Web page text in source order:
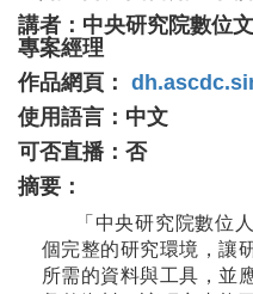
講者：中央研究院數位
專案經理
作品網頁：
使用語言：中文
可否直播：否
摘要：
「中央研究院數位
個完整的研究環境，讓
所需的資料與工具，並